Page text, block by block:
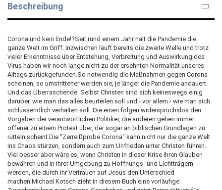
Beschreibung
Corona und kein Ende!?Seit rund einem Jahr hält die Pandemie die
ganze Welt im Griff. Inzwischen läuft bereits die zweite Welle und trotz
vieler Erkenntnisse über Entstehung, Verbreitung und Auswirkung des
Virus haben wir noch lange nicht zu der ersehnten Normalität unseres
Alltags zurückgefunden.So notwendig die Maßnahmen gegen Corona
scheinen, so umstrittener werden sie, je länger die Pandemie andauert.
Und das Überraschende: Selbst Christen sind sich keineswegs einig
darüber, wie man das alles beurteilen soll und - vor allem - wie man sich
schlussendlich verhalten soll. Die einen folgen widerspruchslos den
Vorgaben der verantwortlichen Politiker, die anderen gehen immer
offener zu einem Protest über, der sogar an biblischen Grundlagen zu
rütteln scheint.Die "Zerreißprobe Corona" kann nicht nur die ganze Welt
ins Chaos stürzen, sondern auch zum Unfrieden unter Christen führen.
Viel besser aber wäre es, wenn Christen in dieser Krise ihren Glauben
bewähren und in ihrer Umgebung zu Hoffnungs- und Lichtträgern
werden, die durch ihr Vertrauen auf Jesus den Unterschied
machen.Michael Kotsch zieht in diesem Buch eine vorläufige